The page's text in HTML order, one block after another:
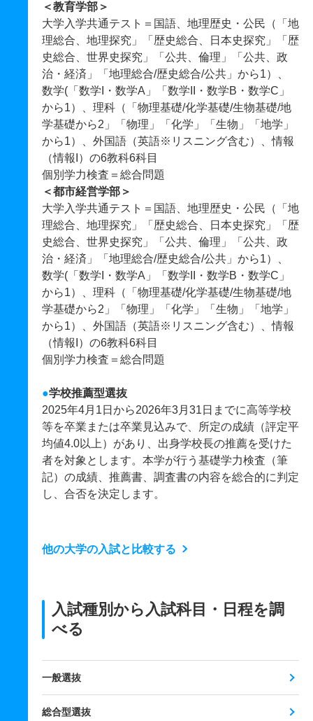
＜教育学部＞
大学入学共通テスト＝国語、地理歴史・公民（「地
理総合、地理探究」「歴史総合、日本史探究」「歴
史総合、世界史探究」「公共、倫理」「公共、政
治・経済」「地理総合/歴史総合/公共」から1）、
数学(「数学I・数学A」「数学II・数学B・数学C」
から1）、理科（「物理基礎/化学基礎/生物基礎/地
学基礎から2」「物理」「化学」「生物」「地学」
から1）、外国語（英語※リスニング含む）、情報
（情報I）の6教科6科目
個別学力検査＝総合問題
＜都市経営学部＞
大学入学共通テスト＝国語、地理歴史・公民（「地
理総合、地理探究」「歴史総合、日本史探究」「歴
史総合、世界史探究」「公共、倫理」「公共、政
治・経済」「地理総合/歴史総合/公共」から1）、
数学(「数学I・数学A」「数学II・数学B・数学C」
から1）、理科（「物理基礎/化学基礎/生物基礎/地
学基礎から2」「物理」「化学」「生物」「地学」
から1）、外国語（英語※リスニング含む）、情報
（情報I）の6教科6科目
個別学力検査＝総合問題
●学校推薦型選抜
2025年4月1日から2026年3月31日までに高等学校
等を卒業または卒業見込みで、所定の成績（評定平
均値4.0以上）があり、出身学校長の推薦を受けた
者を対象とします。本学が行う基礎学力検査（筆
記）の成績、推薦書、調査書の内容を総合的に判定
し、合否を決定します。
他の大学の入試と比較する
入試種別から入試科目・日程を調
べる
一般選抜
総合型選抜